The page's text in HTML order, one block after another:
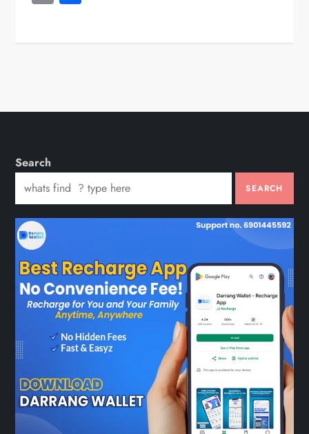
Search
SEARCH